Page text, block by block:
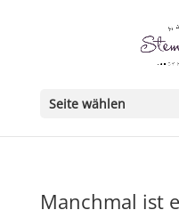
Seite wählen
Manchmal ist